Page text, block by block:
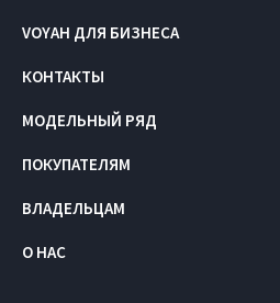
VOYAH ДЛЯ БИЗНЕСА
КОНТАКТЫ
МОДЕЛЬНЫЙ РЯД
ПОКУПАТЕЛЯМ
ВЛАДЕЛЬЦАМ
О НАС